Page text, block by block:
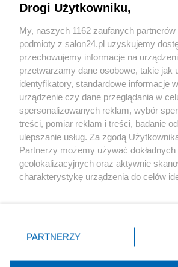
Sport
Społeczeństwo
Kultura
X Facebook
Drogi Użytkowniku,
My, naszych 1162 zaufanych partnerów
podmioty z salon24.pl uzyskujemy
przechowujemy informacje na
przetwarzamy dane osobowe, takie jak
identyfikatory, standardowe informacje
urządzenie czy dane przeglądania w
spersonalizowanych reklam, wybór
treści, pomiar reklam i treści, badanie
ulepszanie usług. Za zgodą
Partnerzy możemy używać
geolokalizacyjnych oraz aktywnie
charakterystykę urządzenia do celów
zmienić/wycofać klikając przycisk
znajdujący się w lewym dolnym rogu
rodzaje przetwarzania danych nie
PARTNERZY